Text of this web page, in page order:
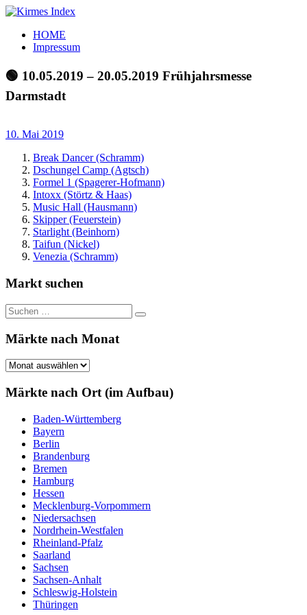
Zum
springen
Kirmes
Index
Tourpläne
der
letzten
Jahre
HOME
Impressum
🟢 10.05.2019 – 20.05.2019 Frühjahrsmesse
Darmstadt
10. Mai 2019
Break Dancer (Schramm)
Dschungel Camp (Agtsch)
Formel 1 (Spagerer-Hofmann)
Intoxx (Störtz & Haas)
Music Hall (Hausmann)
Skipper (Feuerstein)
Starlight (Beinhorn)
Taifun (Nickel)
Venezia (Schramm)
Markt suchen
Suchen
nach:
Suchen
Märkte nach Monat
Märkte
Monat
Märkte nach Ort (im Aufbau)
Baden-Württemberg
Bayern
Berlin
Brandenburg
Bremen
Hamburg
Hessen
Mecklenburg-Vorpommern
Niedersachsen
Nordrhein-Westfalen
Rheinland-Pfalz
Saarland
Sachsen
Sachsen-Anhalt
Schleswig-Holstein
Thüringen